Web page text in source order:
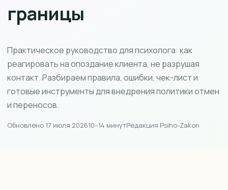
границы
Практическое руководство для психолога: как
реагировать на опоздание клиента, не разрушая
контакт. Разбираем правила, ошибки, чек-лист и
готовые инструменты для внедрения политики отмен
и переносов.
Обновлено 17 июля 202610–14 минутРедакция Psiho-Zakon